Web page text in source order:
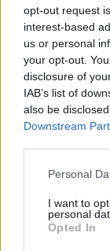
opt-out request
interest-based
us or personal
your opt-out.
disclosure of
IAB’s list of
also be
Downstream
Please note
not limited to
grant or deny
use your data
Personal
I want to
personal
Opted In
átlépik a
átjárhatók! Ha
minket,
kölcsönös
Ráday utcai
mondta Orbán
Ráday
távú
fesztiválok
Központ
Közös céljuk,